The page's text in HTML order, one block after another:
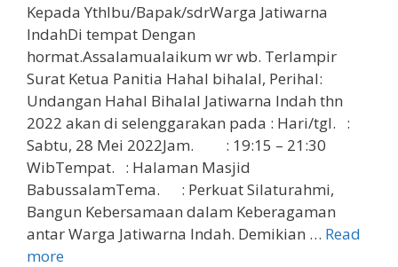
Kepada YthIbu/Bapak/sdrWarga Jatiwarna
IndahDi tempat Dengan
hormat.Assalamualaikum wr wb. Terlampir
Surat Ketua Panitia Hahal bihalal, Perihal:
Undangan Hahal Bihalal Jatiwarna Indah thn
2022 akan di selenggarakan pada : Hari/tgl. :
Sabtu, 28 Mei 2022Jam. : 19:15 – 21:30
WibTempat. : Halaman Masjid
BabussalamTema. : Perkuat Silaturahmi,
Bangun Kebersamaan dalam Keberagaman
antar Warga Jatiwarna Indah. Demikian … Read
more